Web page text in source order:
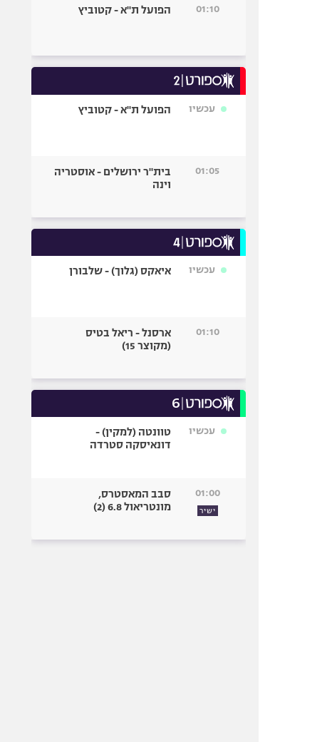
01:10 הפועל ת"א - קטוביץ
עכשיו הפועל ת"א - קטוביץ
01:05
בית"ר ירושלים - אוסטריה
וינה
עכשיו איאקס (גלוך) - שלבורן
01:10
ארסנל - ריאל בטיס
(מקוצר 15)
עכשיו
טוונטה (למקין) -
דונאיסקה סטרדה
01:00
ישיר
סבב המאסטרס,
מונטריאול 6.8 (2)